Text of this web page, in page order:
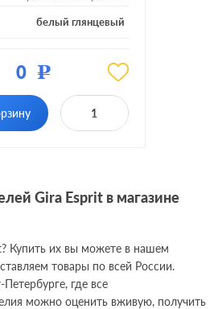
белый глянцевый
с индикацией
0 Р
Gira Esprit в магазине
Купить их вы можете в нашем
товары по всей России.
где все
можно оценить вживую, получить